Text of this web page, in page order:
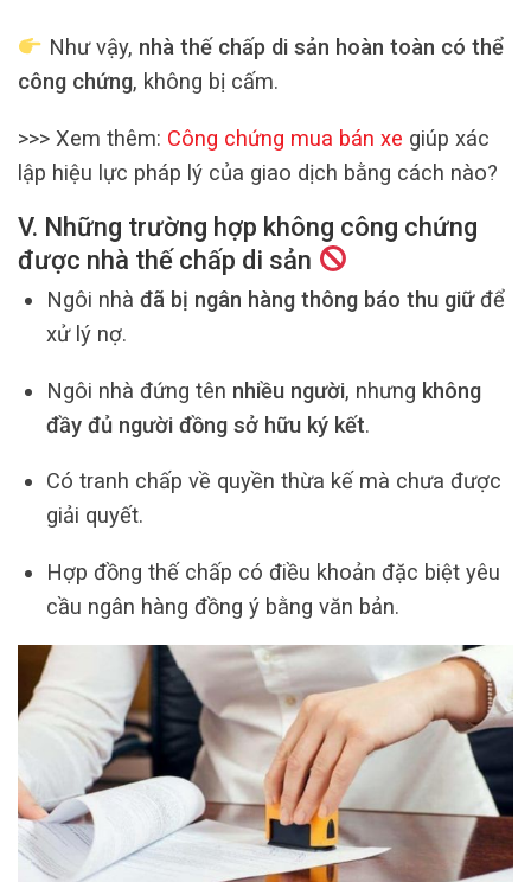
Như vậy, nhà thế chấp di sản hoàn toàn có thể
công chứng, không bị cấm.
>>> Xem thêm: Công chứng mua bán xe giúp xác
lập hiệu lực pháp lý của giao dịch bằng cách nào?
V. Những trường hợp không công chứng
được nhà thế chấp di sản
Ngôi nhà đã bị ngân hàng thông báo thu giữđể
xử lý nợ.
Ngôi nhà đứng tên nhiều người, nhưng không
đầy đủ người đồng sở hữu ký kết.
Có tranh chấp về quyền thừa kế mà chưa được
giải quyết.
Hợp đồng thế chấp có điều khoản đặc biệt yêu
cầu ngân hàng đồng ý bằng văn bản.